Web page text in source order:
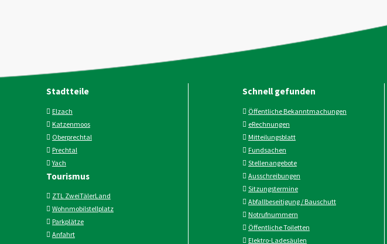
Stadtteile
Elzach
Katzenmoos
Oberprechtal
Prechtal
Yach
Tourismus
ZTL ZweiTälerLand
Wohnmobilstellplatz
Parkplätze
Anfahrt
Schnell gefunden
Öffentliche Bekanntmachungen
eRechnungen
Mitteilungsblatt
Fundsachen
Stellenangebote
Ausschreibungen
Sitzungstermine
Abfallbeseitigung / Bauschutt
Notrufnummern
Öffentliche Toiletten
Elektro-Ladesäulen